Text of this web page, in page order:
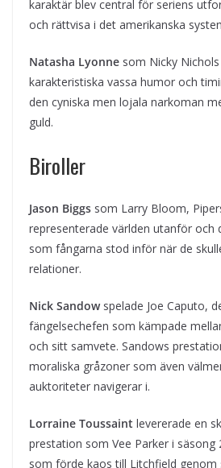
karaktär blev central för seriens
och rättvisa i det amerikanska
Natasha Lyonne som Nicky
karakteristiska vassa humor och
den cyniska men lojala narkoman
guld.
Biroller
Jason Biggs som Larry Bloom,
representerade världen utanför och
som fångarna stod inför när de
relationer.
Nick Sandowspelade Joe Caputo,
fängelsechefen som kämpade
och sitt samvete. Sandows
moraliska gråzoner som även
auktoriteter navigerar i.
Lorraine Toussaint levererade en
prestation som Vee Parker i säsong
som förde kaos till Litchfield genom